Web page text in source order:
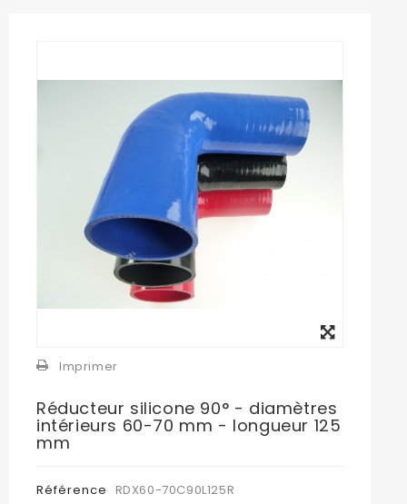
Imprimer
Réducteur silicone 90° - diamètres
intérieurs 60-70 mm - longueur 125
mm
Référence
RDX60-70C90L125R